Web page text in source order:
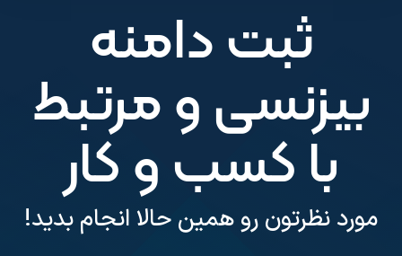
ثبت دامنه
بیزنسی و مرتبط
با کسب و کار
مورد نظرتون رو همین حالا انجام بدید!